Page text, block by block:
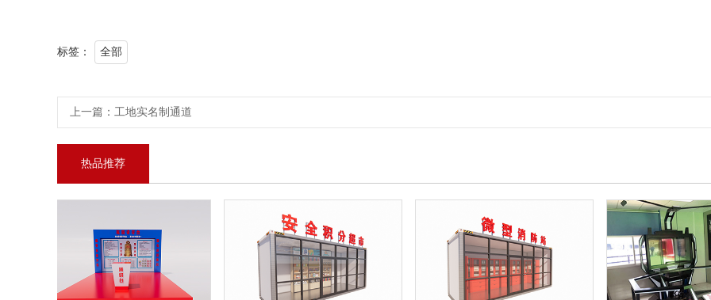
标签： 全部
上一篇： 工地实名制通道
热品推荐